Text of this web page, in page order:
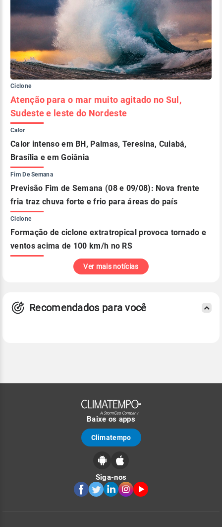
Ciclone
Atenção para o mar muito agitado no Sul,
Sudeste e leste do Nordeste
Calor
Calor intenso em BH, Palmas, Teresina, Cuiabá,
Brasília e em Goiânia
Fim De Semana
Previsão Fim de Semana (08 e 09/08): Nova frente
fria traz chuva forte e frio para áreas do país
Ciclone
Formação de ciclone extratropical provoca tornado e
ventos acima de 100 km/h no RS
Ver mais notícias
Recomendados para você
Baixe os apps
Climatempo
Siga-nos